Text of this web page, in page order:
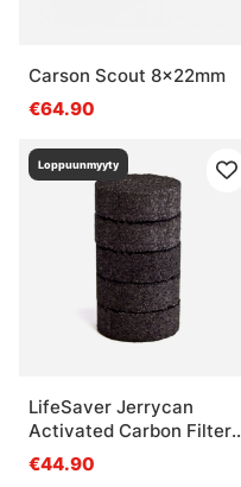
Carson Scout 8x22mm
€64.90
Loppuunmyyty
LifeSaver Jerrycan
Activated Carbon Filters
5-pack
€44.90